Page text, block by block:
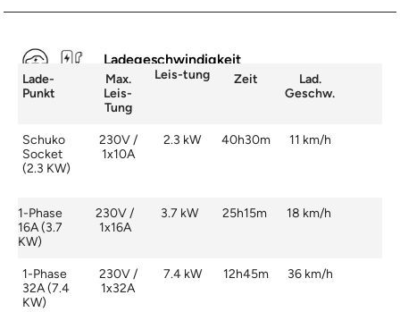
Ladegeschwindigkeit
Lade-
Punkt
Max.
Leis-
Tung
Leis-tung Zeit
Lad.
Geschw.
Schuko
Socket
(2.3 KW)
230V /
1x10A
2.3 kW 40h30m 11 km/h
1-Phase
16A (3.7
KW)
230V /
1x16A
3.7 kW 25h15m 18 km/h
1-Phase
32A (7.4
KW)
230V /
1x32A
7.4 kW 12h45m 36 km/h